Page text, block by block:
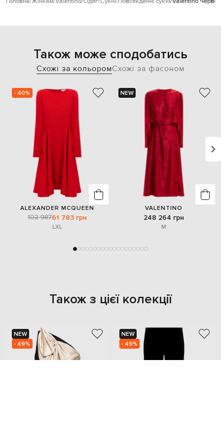
Також може сподобатись
Схожі за кольоромСхожі за фасоном
- 40%
ALEXANDER MCQUEEN
102 98761 783 грн
LXL
NEW
VALENTINO
248 264 грн
M
Також з цієї колекції
NEW
- 49%
NEW
- 49%